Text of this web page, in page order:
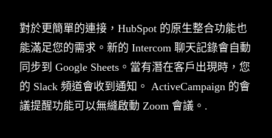
對於更簡單的連接，HubSpot 的原生整合功能也
能滿足您的需求。新的 Intercom 聊天記錄會自動
同步到 Google Sheets。當有潛在客戶出現時，您
的 Slack 頻道會收到通知。 ActiveCampaign 的會
議提醒功能可以無縫啟動 Zoom 會議。.